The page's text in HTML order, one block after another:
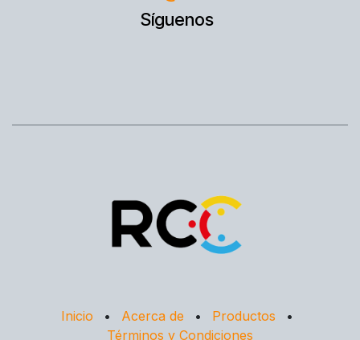
Síguenos
Inicio • Acerca de • Productos
•
Términos y Condiciones